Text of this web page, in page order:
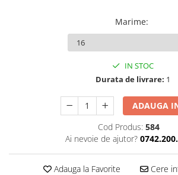
Marime:
IN STOC
Durata de livrare: 1
ADAUGA
Cod Produs: 584
Ai nevoie de ajutor?
Adauga la Favorite Cere